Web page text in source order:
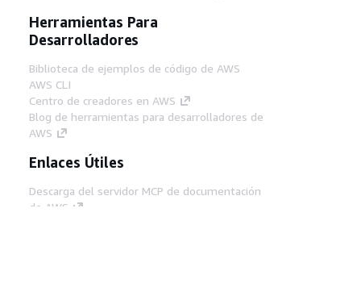
Herramientas Para
Desarrolladores
Biblioteca de ejemplos de código de AWS
AWS CLI
Centro de creadores en AWS
Blog de herramientas para desarrolladores de
AWS
Enlaces Útiles
Descarga del servidor MCP de documentación
de AWS